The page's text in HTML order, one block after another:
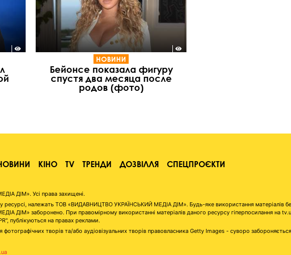
НОВИНИ
Бейонсе показала фигуру
спустя два месяца после
родов (фото)
КІНО TV ТРЕНДИ ДОЗВІЛЛЯ СПЕЦПРОЄКТИ
ДІМ». Усі права захищені.
ресурсі, належать ТОВ «ВИДАВНИЦТВО УКРАЇНСЬКИЙ МЕДІА ДІМ». Будь-яке використання матеріалів
ДІМ» заборонено. При правомірному використанні матеріалів даного ресурсу гіперпосилання на
публікуються на правах реклами.
творів та/або аудіовізуальних творів правовласника Getty Images - суворо